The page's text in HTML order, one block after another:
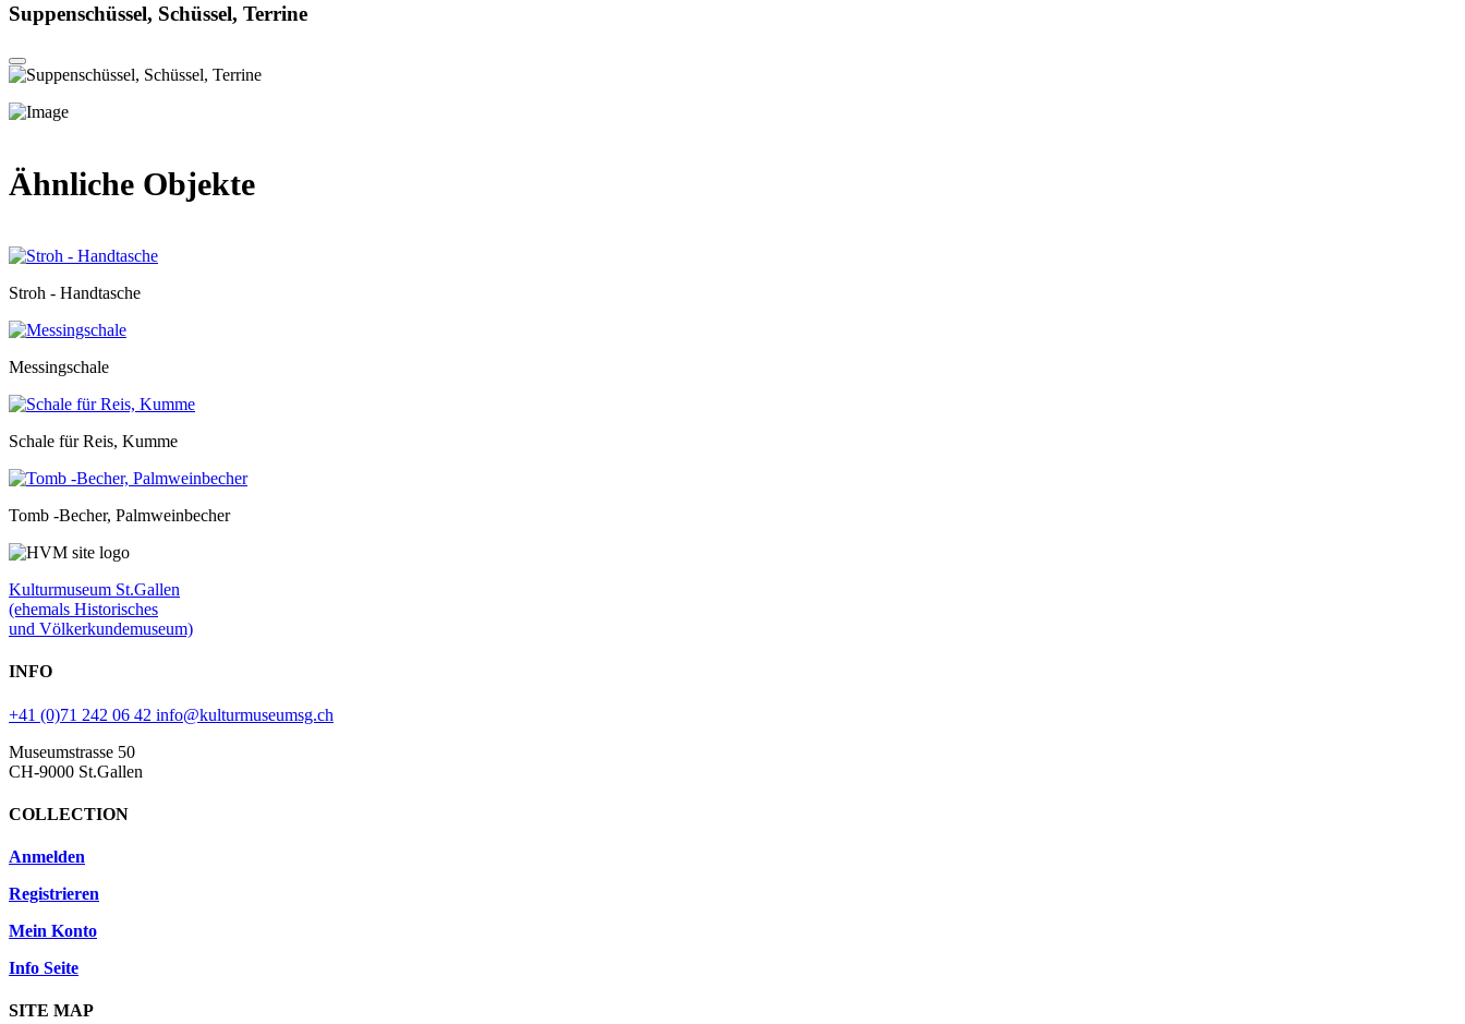
Suppenschüssel, Schüssel, Terrine
Ähnliche Objekte
Stroh - Handtasche
Messingschale
Schale für Reis, Kumme
Tomb -Becher, Palmweinbecher
Kulturmuseum St.Gallen
(ehemals Historisches
und Völkerkundemuseum)
INFO
+41 (0)71 242 06 42 info@kulturmuseumsg.ch
Museumstrasse 50
CH-9000 St.Gallen
COLLECTION
Anmelden
Registrieren
Mein Konto
Info Seite
SITE MAP